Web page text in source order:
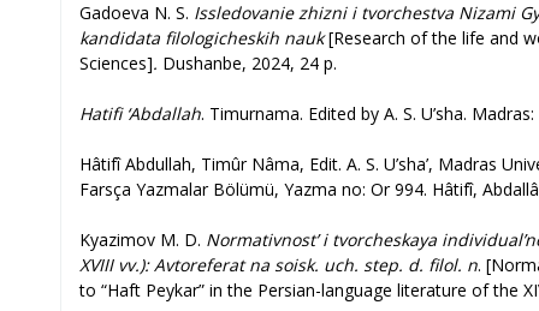
Gadoeva N. S. Issledovanie zhizni i tvorchestva Nizami
kandidata filologicheskih nauk[Research of the life and
Sciences]. Dushanbe, 2024, 24 p.
Hatifi ‘Abdallah. Timurnama. Edited by A. S. U’sha.
Hâtifî Abdullah, Timûr Nâma, Edit. A. S. U’sha’, Madras
Farsça Yazmalar Bölümü, Yazma no: Or 994. Hâtifî,
Kyazimov M. D. Normativnost’ i tvorcheskaya
XVIII vv.): Avtoreferat na soisk. uch. step. d. filol. n.
to “Haft Peykar” in the Persian-language literature of the